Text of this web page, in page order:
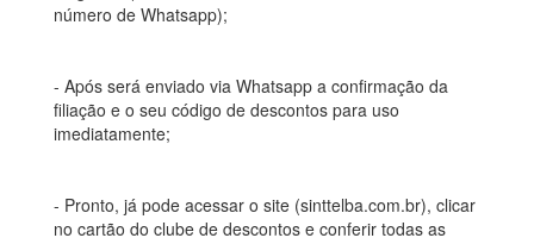
número de Whatsapp);
- Após será enviado via Whatsapp a confirmação da
filiação e o seu código de descontos para uso
imediatamente;
- Pronto, já pode acessar o site (sinttelba.com.br), clicar
no cartão do clube de descontos e conferir todas as